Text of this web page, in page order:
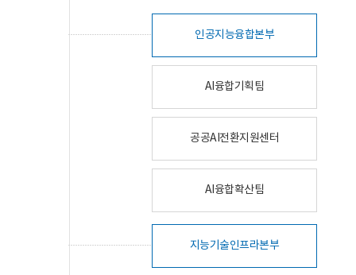
인공지능융합본부
AI융합기획팀
공공AI전환지원센터
AI융합확산팀
지능기술인프라본부